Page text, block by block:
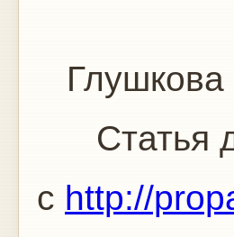
Глушкова
Статья
с http://